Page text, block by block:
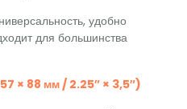
удобно
для большинства
× 88 мм / 2.25″ × 3,5″)